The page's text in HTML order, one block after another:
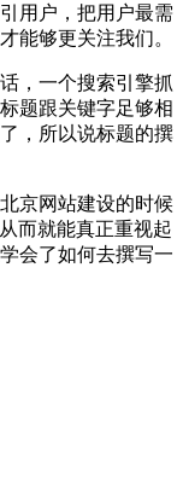
用户，把用户最需
能够更关注我们。
，一个搜索引擎抓
题跟关键字足够相
，所以说标题的撰
京网站建设的时候
而就能真正重视起
会了如何去撰写一